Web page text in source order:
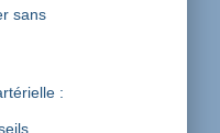
sans
: